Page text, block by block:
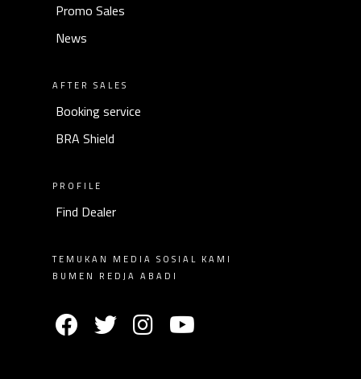
Promo Sales
News
AFTER SALES
Booking service
BRA Shield
PROFILE
Find Dealer
TEMUKAN MEDIA SOSIAL KAMI
BUMEN REDJA ABADI